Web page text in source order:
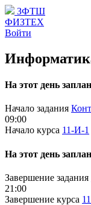
ЗФТШ
ФИЗТЕХ
Войти
На этот день
Начало задания
09:00
Начало курса 11-И-1
На этот день
Завершение задания
21:00
Завершение курса